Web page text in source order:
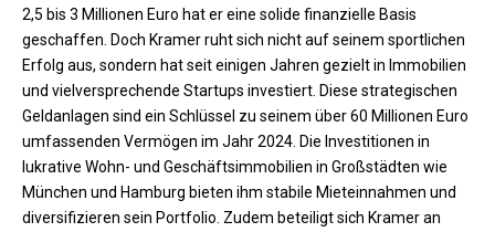
2,5 bis 3 Millionen Euro hat er eine solide finanzielle Basis
geschaffen. Doch Kramer ruht sich nicht auf seinem sportlichen
Erfolg aus, sondern hat seit einigen Jahren gezielt in Immobilien
und vielversprechende Startups investiert. Diese strategischen
Geldanlagen sind ein Schlüssel zu seinem über 60 Millionen Euro
umfassenden Vermögen im Jahr 2024. Die Investitionen in
lukrative Wohn- und Geschäftsimmobilien in Großstädten wie
München und Hamburg bieten ihm stabile Mieteinnahmen und
diversifizieren sein Portfolio. Zudem beteiligt sich Kramer an